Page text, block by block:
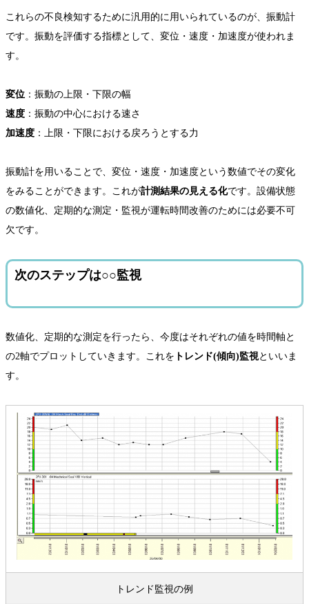
これらの不良検知するために汎用的に用いられているのが、振動計
です。振動を評価する指標として、変位・速度・加速度が使われま
す。
変位 ：振動の上限・下限の幅
速度 ：振動の中心における速さ
加速度 ：上限・下限における戻ろうとする力
振動計を用いることで、変位・速度・加速度という数値でその変化
をみることができます。これが計測結果の見える化です。設備状態
の数値化、定期的な測定・監視が運転時間改善のためには必要不可
欠です。
次のステップは○○監視
数値化、定期的な測定を行ったら、今度はそれぞれの値を時間軸と
の2軸でプロットしていきます。これを トレンド(傾向)監視といいま
す。
トレンド監視の例